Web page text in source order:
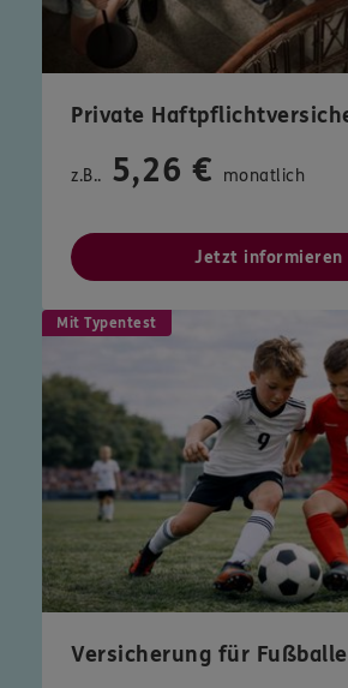
Private
z.B.. 5,26 € monatlich
Jetzt informieren
Mit Typentest
Versicherung für